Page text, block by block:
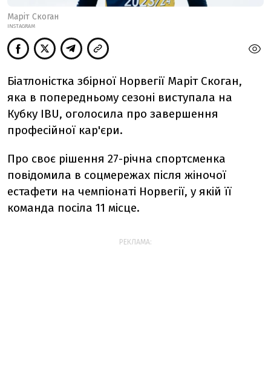
Маріт Скоган
INSTAGRAM
Біатлоністка збірної Норвегії Маріт Скоган,
яка в попередньому сезоні виступала на
Кубку IBU, оголосила про завершення
професійної кар'єри.
Про своє рішення 27-річна спортсменка
повідомила в соцмережах після жіночої
естафети на чемпіонаті Норвегії, у якій її
команда посіла 11 місце.
РЕКЛАМА: